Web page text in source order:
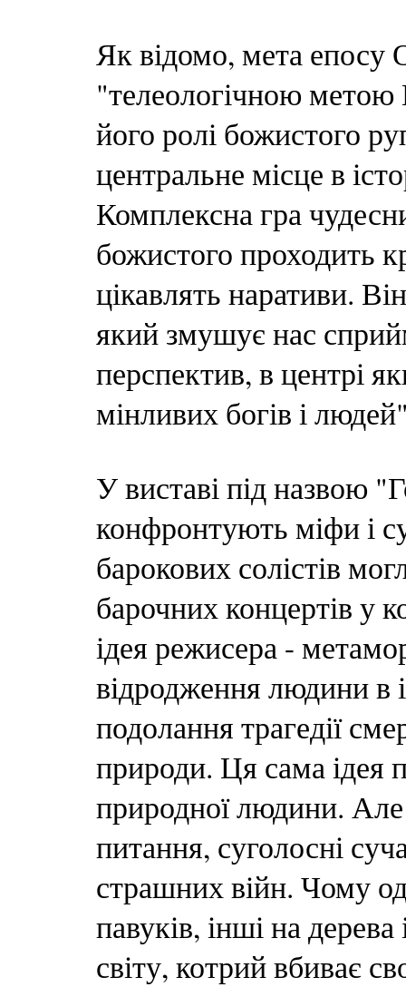
Як відомо, мета епосу
"телеологічною метою
його ролі божистого
центральне місце в
Комплексна гра
божистого проходить
цікавлять наративи.
який змушує нас
перспектив, в центрі
мінливих богів і
У виставі під назвою
конфронтують міфи і
барокових солістів
барочних концертів у
ідея режисера -
відродження людини в
подолання трагедії
природи. Ця сама ідея
природної людини. Але
питання, суголосні
страшних війн. Чому
павуків, інші на
світу, котрий вбиває